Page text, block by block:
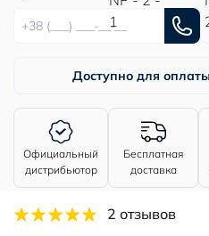
Доступно для
Официальный
дистрибьютор
Бесплатная
доставка
2 отзывов